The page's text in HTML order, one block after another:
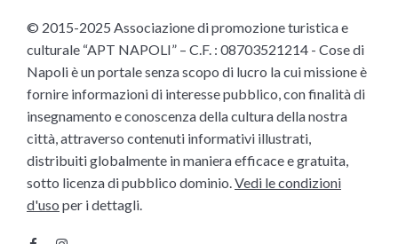
© 2015-2025 Associazione di promozione turistica e
culturale “APT NAPOLI” – C.F. : 08703521214 - Cose di
Napoli è un portale senza scopo di lucro la cui missione è
fornire informazioni di interesse pubblico, con finalità di
insegnamento e conoscenza della cultura della nostra
città, attraverso contenuti informativi illustrati,
distribuiti globalmente in maniera efficace e gratuita,
sotto licenza di pubblico dominio.Vedi le condizioni
d'uso per i dettagli.